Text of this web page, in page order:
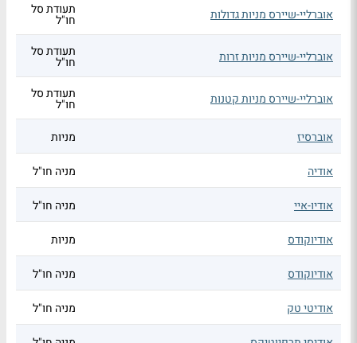
אוברליי-שיירס מניות גדולות תעודת סל
חו"ל
אוברליי-שיירס מניות זרות תעודת סל
חו"ל
אוברליי-שיירס מניות קטנות תעודת סל
חו"ל
אוברסיז
מניות
אודיה מניה חו"ל
אודיו-איי מניה חו"ל
אודיוקודס מניות
אודיוקודס מניה חו"ל
אודיטי טק מניה חו"ל